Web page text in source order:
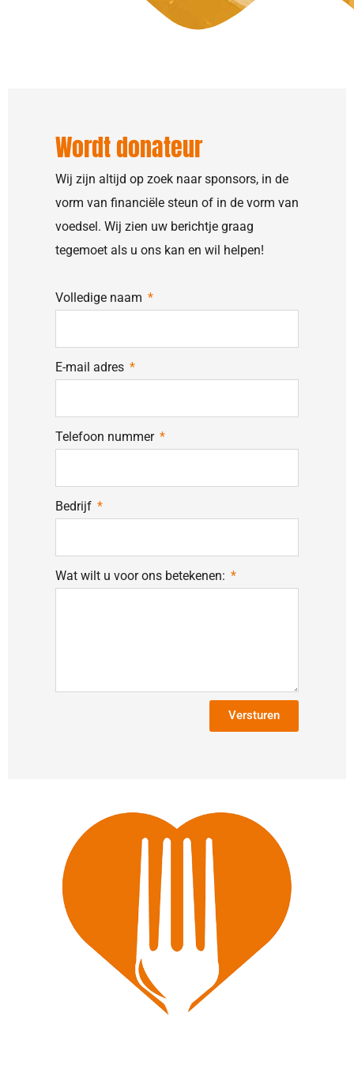
Wordt donateur
Wij zijn altijd op zoek naar sponsors, in de
vorm van financiële steun of in de vorm van
voedsel. Wij zien uw berichtje graag
tegemoet als u ons kan en wil helpen!
Volledige naam
E-mail adres
Telefoon nummer
Bedrijf
Wat wilt u voor ons betekenen:
Versturen